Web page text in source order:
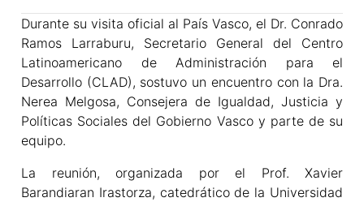
Durante su visita oficial al País Vasco, el Dr. Conrado
Ramos Larraburu, Secretario General del Centro
Latinoamericano de Administración para el
Desarrollo (CLAD), sostuvo un encuentro con la Dra.
Nerea Melgosa, Consejera de Igualdad, Justicia y
Políticas Sociales del Gobierno Vasco y parte de su
equipo.
La reunión, organizada por el Prof. Xavier
Barandiaran Irastorza, catedrático de la Universidad